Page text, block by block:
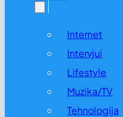
Internet
Intervjui
Lifestyle
Muzika/TV
Tehnologija